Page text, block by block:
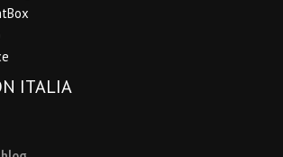
ITALIA